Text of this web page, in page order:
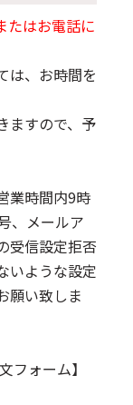
たはお電話に
は、お時間を
ますので、予
業時間内9時
、メールア
受信設定拒否
いような設定
願い致しま
フォーム】